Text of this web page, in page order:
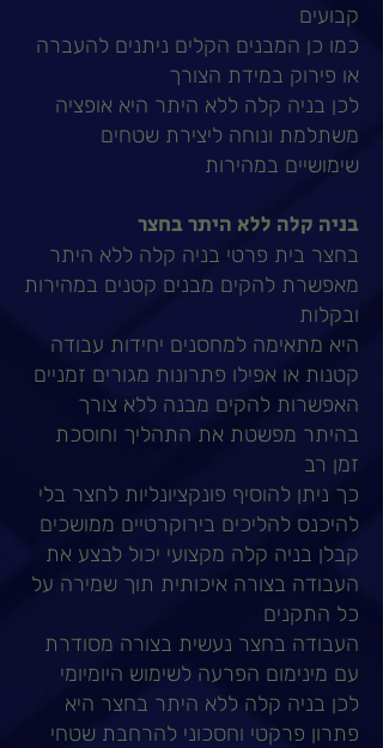
קבועים
כמו כן המבנים הקלים ניתנים להעברה
או פירוק במידת הצורך
לכן בניה קלה ללא היתר היא אופציה
משתלמת ונוחה ליצירת שטחים
שימושיים במהירות
בניה קלה ללא היתר בחצר
בחצר בית פרטי בניה קלה ללא היתר
מאפשרת להקים מבנים קטנים במהירות
ובקלות
היא מתאימה למחסנים יחידות עבודה
קטנות או אפילו פתרונות מגורים זמניים
האפשרות להקים מבנה ללא צורך
בהיתר מפשטת את התהליך וחוסכת
זמן רב
כך ניתן להוסיף פונקציונליות לחצר בלי
להיכנס להליכים בירוקרטיים ממושכים
קבלן בניה קלה מקצועי יכול לבצע את
העבודה בצורה איכותית תוך שמירה על
כל התקנים
העבודה בחצר נעשית בצורה מסודרת
עם מינימום הפרעה לשימוש היומיומי
לכן בניה קלה ללא היתר בחצר היא
פתרון פרקטי וחסכוני להרחבת שטחי